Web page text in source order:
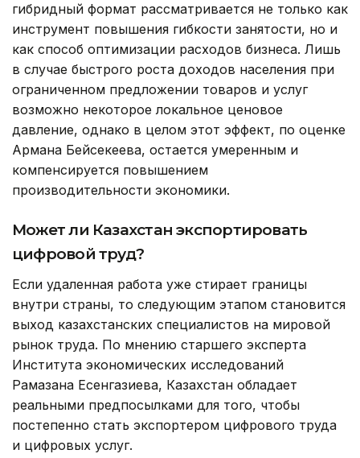
гибридный формат рассматривается не только как
инструмент повышения гибкости занятости, но и
как способ оптимизации расходов бизнеса. Лишь
в случае быстрого роста доходов населения при
ограниченном предложении товаров и услуг
возможно некоторое локальное ценовое
давление, однако в целом этот эффект, по оценке
Армана Бейсекеева, остается умеренным и
компенсируется повышением
производительности экономики.
Может ли Казахстан экспортировать
цифровой труд?
Если удаленная работа уже стирает границы
внутри страны, то следующим этапом становится
выход казахстанских специалистов на мировой
рынок труда. По мнению старшего эксперта
Института экономических исследований
Рамазана Есенгазиева, Казахстан обладает
реальными предпосылками для того, чтобы
постепенно стать экспортером цифрового труда
и цифровых услуг.